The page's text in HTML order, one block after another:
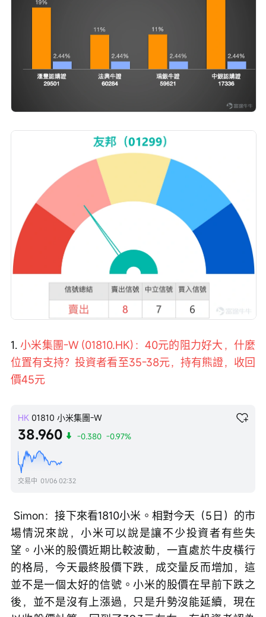
1. 小米集團-W (01810.HK)：40元的阻力好大，什麼
位置有支持？投資者看至35-38元，持有熊證，收回
價45元
HK 01810 小米集團-W
38.960 -0.380 -0.97%
交易中 01/06 02:32
Simon：接下來看1810小米。相對今天（5日）的市
場情況來說，小米可以說是讓不少投資者有些失
望。小米的股價近期比較波動，一直處於牛皮橫行
的格局，今天最終股價下跌，成交量反而增加，這
並不是一個太好的信號。小米的股價在早前下跌之
後，並不是沒有上漲過，只是升勢沒能延續，現在